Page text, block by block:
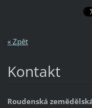
« Zpět
Kontakt
Roudenská